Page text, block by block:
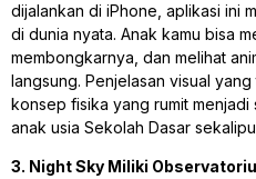
dijalankan di iPhone, aplikasi ini
di dunia nyata. Anak kamu bisa
membongkarnya, dan melihat
langsung. Penjelasan visual
konsep fisika yang rumit menjadi
anak usia Sekolah Dasar
3. Night Sky Miliki